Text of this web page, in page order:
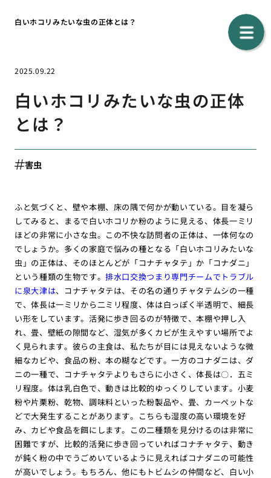
白いホコリみたいな虫の正体とは？
2025.09.22
白いホコリみたいな虫の正体
とは？
害虫
ふと気づくと、壁や本棚、床の隅で何かが動いている。目を凝ら
してみると、まるで白いホコリか粉のように見える、体長一ミリ
ほどの非常に小さな虫。この不快な訪問者の正体は、一体何なの
でしょうか。多くの家庭で悩みの種となる「白いホコリみたいな
虫」の正体は、そのほとんどが「コナチャタテ」か「コナダニ」
という種類の生物です。排水口交換つまり専門チームでトラブル
に泉大津は、コナチャタテは、その名の通りチャタテムシの一種
で、体長は一ミリから二ミリ程度、体は白っぽく半透明で、細長
い形をしています。活発に歩き回るのが特徴で、本棚や押し入
れ、畳、壁紙の隙間など、湿気が多くカビが生えやすい場所でよ
く見られます。彼らの主食は、私たちが目には見えないような微
細なカビや、食品の粉、本の糊などです。一方のコナダニは、ダ
ニの一種で、コナチャタテよりもさらに小さく、体長は〇．五ミ
リ程度。体は乳白色で、動きは比較的ゆっくりしています。小麦
粉や片栗粉、乾物、調味料といった粉製品や、畳、カーペットな
どで大発生することがあります。こちらも湿度の高い環境を好
み、カビや食品を餌にします。この二種類を見分けるのは非常に
困難ですが、比較的活発に歩き回っていればコナチャタテ、動き
が鈍く粉の中でうごめいているように見えればコナダニの可能性
が高いでしょう。もちろん、他にもトビムシの仲間など、白い小